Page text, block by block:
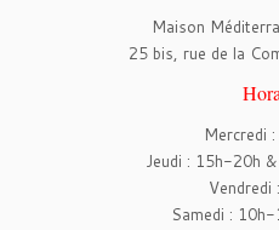
Maison
25 bis, rue de la
Mercredi
Jeudi : 15h-20h
Samedi :